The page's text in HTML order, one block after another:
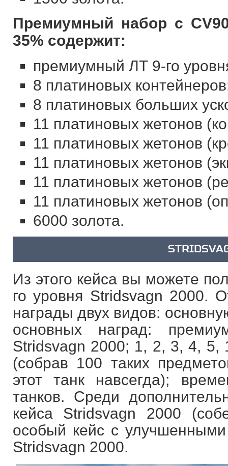
Премиумный набор с
35% содержит:
премиумный ЛТ 9-го
8 платиновых
8 платиновых больших
11 платиновых жетонов
11 платиновых жетонов
11 платиновых жетонов
11 платиновых жетонов
11 платиновых жетонов
6000 золота.
Из этого кейса вы можете
го уровня Stridsvagn 2000.
награды двух видов:
основных наград:
Stridsvagn 2000; 1, 2, 3, 4, 5,
(собрав 100 таких
этот танк навсегда);
танков. Среди
кейса Stridsvagn 2000
особый кейс с
Stridsvagn 2000.